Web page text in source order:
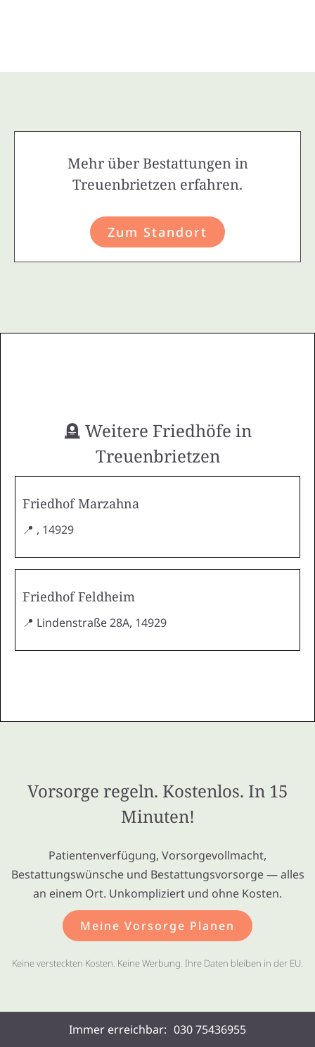
Mehr über Bestattungen in
Treuenbrietzen erfahren.
Zum Standort
🪦 Weitere Friedhöfe in
Treuenbrietzen
Friedhof Marzahna
📍 , 14929
Friedhof Feldheim
📍 Lindenstraße 28A, 14929
Vorsorge regeln. Kostenlos. In 15
Minuten!
Patientenverfügung, Vorsorgevollmacht,
Bestattungswünsche und Bestattungsvorsorge — alles
an einem Ort. Unkompliziert und ohne Kosten.
Meine Vorsorge Planen
Keine versteckten Kosten. Keine Werbung. Ihre Daten bleiben in der EU.
Immer erreichbar: 030 75436955